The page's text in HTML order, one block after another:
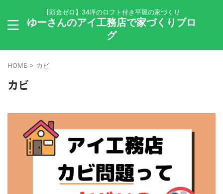
【頭金ゼロ】34坪のロフト付き平屋の家づくり
ゆーさんのアイ工務店で家づくりブロ
グ
HOME > カビ
カビ